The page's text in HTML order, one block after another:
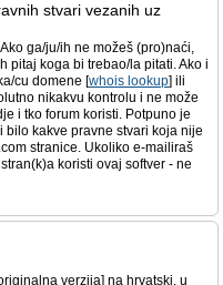
stvari vezanih uz
ga/ju/ih ne možeš (pro)naći,
pitaj koga bi trebao/la pitati. Ako i
cu domene [whois lookup] ili
nikakvu kontrolu i ne može
i tko forum koristi. Potpuno je
bilo kakve pravne stvari koja nije
stranice. Ukoliko e-mailiraš
koristi ovaj softver - ne
verzija] na hrvatski, u